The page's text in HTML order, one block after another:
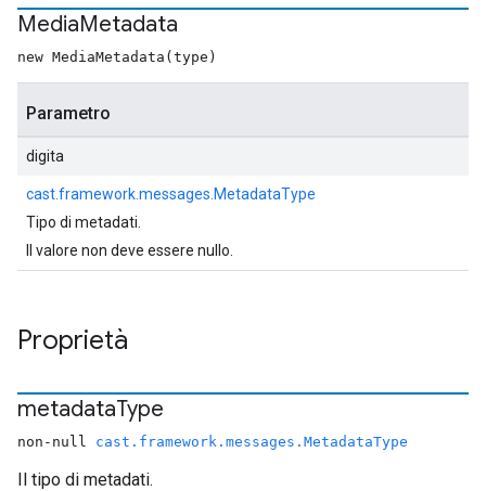
MediaMetadata
new MediaMetadata(type)
Parametro
digita
cast.framework.messages.MetadataType
Tipo di metadati.
Il valore non deve essere nullo.
Proprietà
metadataType
non-null cast.framework.messages.MetadataType
Il tipo di metadati.